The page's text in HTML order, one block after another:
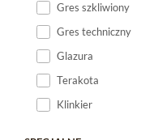
Gres szkliwiony
Gres techniczny
Glazura
Terakota
Klinkier